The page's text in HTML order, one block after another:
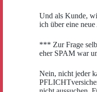
Und als Kunde,
ich über eine
*** Zur Frage
eher SPAM war
Nein, nicht jeder